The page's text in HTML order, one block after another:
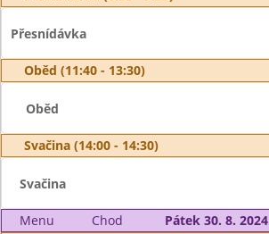
Přesnídávka
Oběd (11:40 - 13:30)
Oběd
Svačina (14:00 - 14:30)
Svačina
Menu Chod
Pátek 30. 8. 2024